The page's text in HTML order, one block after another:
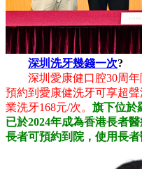
深圳洗牙幾錢一次?
深圳愛康健口腔30周年
預約到愛康健洗牙可享超
業洗牙168元/次。 旗下位於
已於2024年成為香港長者
長者可預約到院，使用長